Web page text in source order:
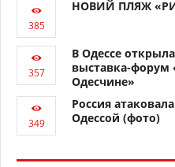
НОВИЙ ПЛЯЖ
В Одессе
выставка-форум
Одесчине»
Россия
Одессой (фото)